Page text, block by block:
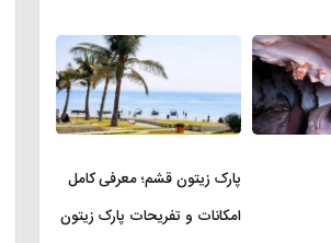
پارک زیتون قشم؛ معرفی کامل
امکانات و تفریحات پارک زیتون